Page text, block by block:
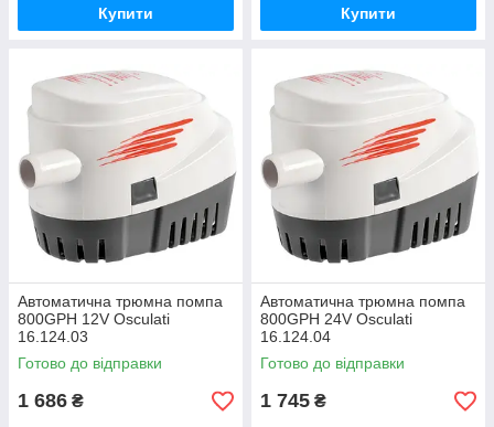
Купити Купити
Автоматична трюмна помпа
800GPH 12V Osculati
16.124.03
Готово до відправки
1 686 ₴
Автоматична трюмна помпа
800GPH 24V Osculati
16.124.04
Готово до відправки
1 745 ₴